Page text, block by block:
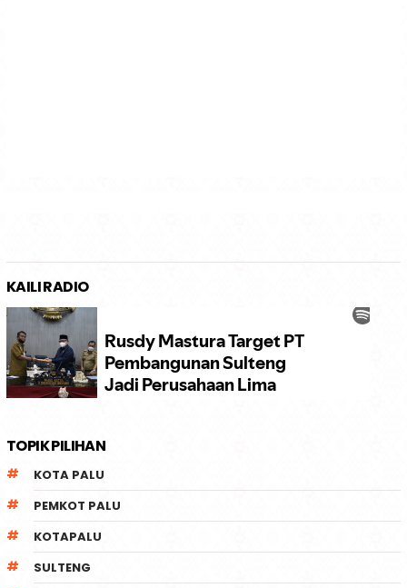
KAILI RADIO
TOPIK PILIHAN
KOTA PALU
PEMKOT PALU
KOTAPALU
SULTENG